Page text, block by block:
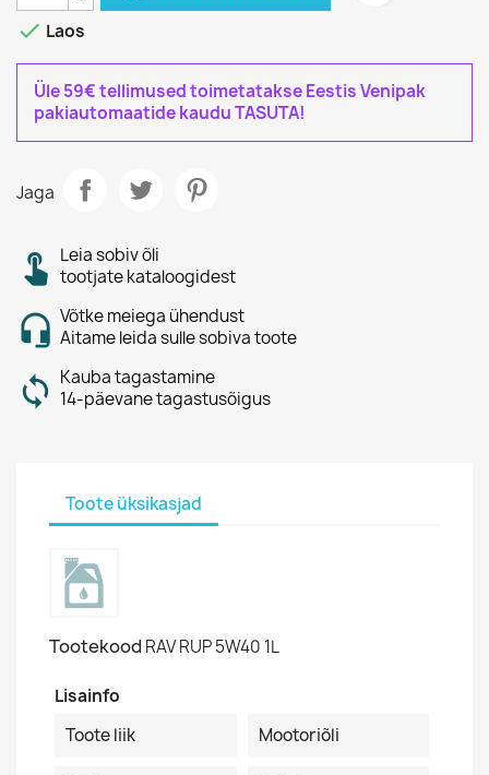
 Laos
Üle 59€ tellimused toimetatakse Eestis Venipak
pakiautomaatide kaudu TASUTA!
Jaga
Leia sobiv õli
tootjate kataloogidest
Võtke meiega ühendust
Aitame leida sulle sobiva toote
Kauba tagastamine
14-päevane tagastusõigus
Toote üksikasjad
Tootekood RAV RUP 5W40 1L
Lisainfo
Toote liik
Mootoriõli